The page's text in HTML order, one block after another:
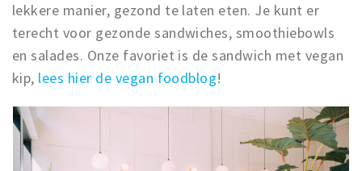
lekkere manier, gezond te laten eten. Je kunt er
terecht voor gezonde sandwiches, smoothiebowls
en salades. Onze favoriet is de sandwich met vegan
kip, lees hier de vegan foodblog!